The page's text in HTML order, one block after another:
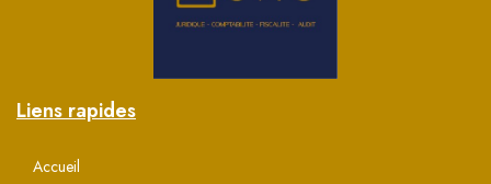
Liens rapides
Accueil